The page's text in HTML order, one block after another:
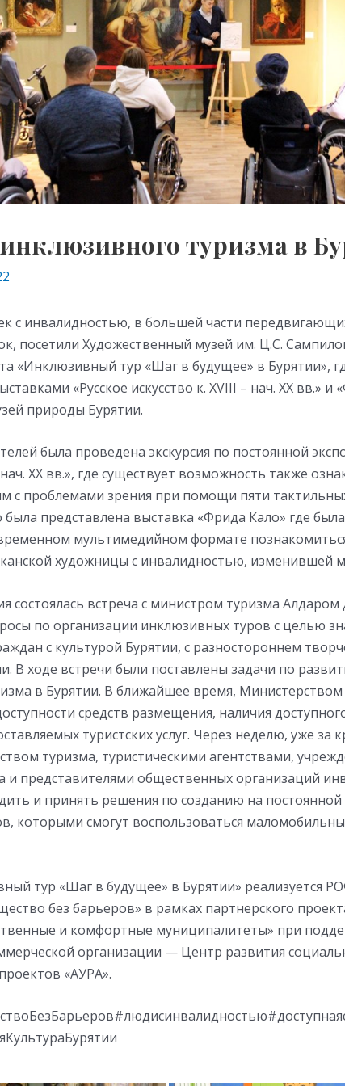
туризма в
с инвалидностью, в большей части
посетили Художественный музей им. Ц.С.
«Инклюзивный тур «Шаг в будущее» в Бурятии»,
«Русское искусство к. XVIII – нач. XX вв.» и
природы Бурятии.
была проведена экскурсия по постоянной
нач. XX вв.», где существует возможность также
с проблемами зрения при помощи пяти
представлена выставка «Фрида Кало» где
мультимедийном формате
художницы с инвалидностью, изменившей
состоялась встреча с министром туризма
по организации инклюзивных туров с целью
с культурой Бурятии, с разностороннем
В ходе встречи были поставлены задачи по
в Бурятии. В ближайшее время, Министерством
средств размещения, наличия
туристских услуг. Через неделю, уже за
туризма, туристическими агентствами,
и представителями общественных организаций
и принять решения по созданию на постоянной
которыми смогут воспользоваться
тур «Шаг в будущее» в Бурятии» реализуется
без барьеров» в рамках партнерского
и комфортные муниципалитеты» при
организации — Центр развития
«АУРА».